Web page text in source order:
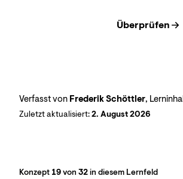
Überprüfen
Verfasst von Frederik Schöttler,
Zuletzt aktualisiert:2. August 2026
Konzept 19von 32in diesem Lernfeld